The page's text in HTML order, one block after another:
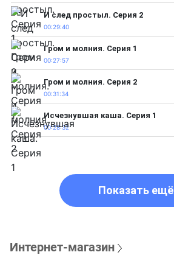
И след простыл. Серия 2
00:29:40
Гром и молния. Серия 1
00:27:57
Гром и молния. Серия 2
00:31:34
Исчезнувшая каша. Серия 1
00:28:32
Показать ещё
Интернет-магазин